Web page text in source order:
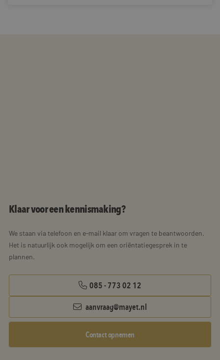
Klaar voor een kennismaking?
We staan via telefoon en e-mail klaar om vragen te beantwoorden.
Het is natuurlijk ook mogelijk om een oriëntatiegesprek in te
plannen.
085 - 773 02 12
aanvraag@mayet.nl
Contact opnemen